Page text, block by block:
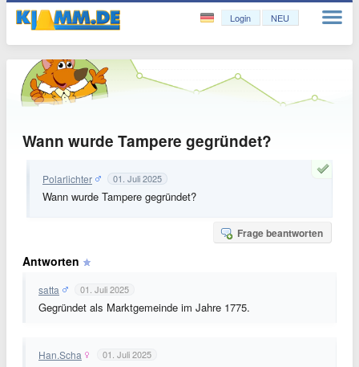
Login NEU
Wann wurde Tampere gegründet?
Polarlichter 01. Juli 2025
Wann wurde Tampere gegründet?
Frage beantworten
Antworten
satta 01. Juli 2025
Gegründet als Marktgemeinde im Jahre 1775.
Han.Scha 01. Juli 2025